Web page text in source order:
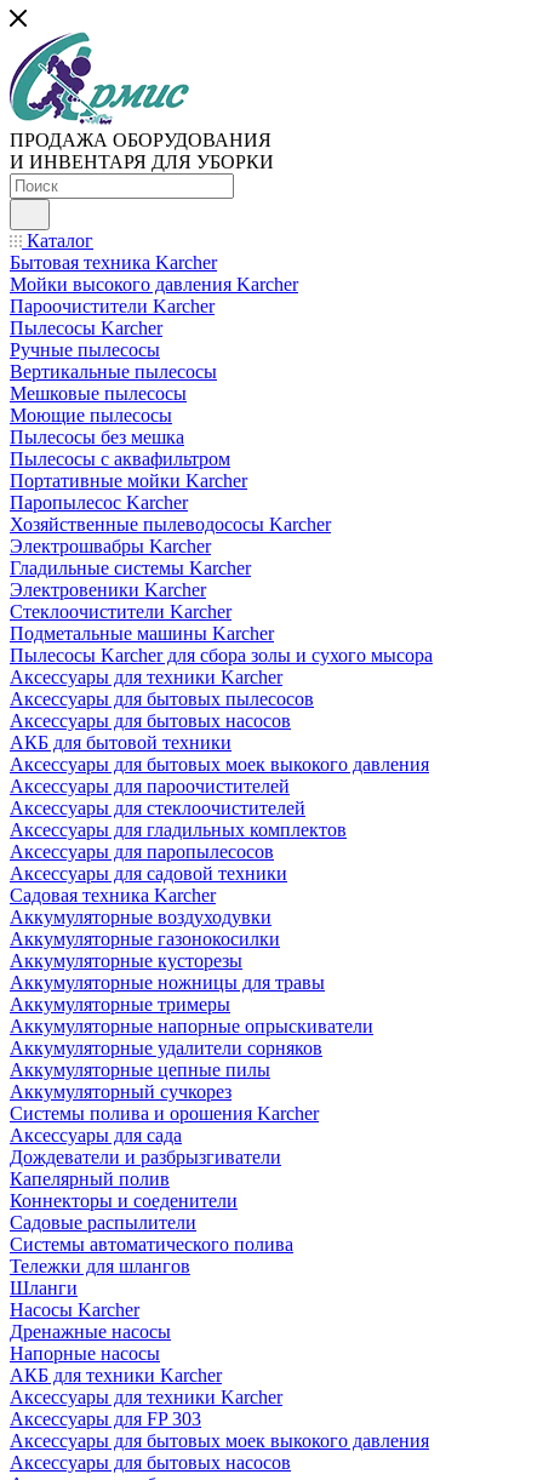
ПРОДАЖА ОБОРУДОВАНИЯ
И ИНВЕНТАРЯ ДЛЯ УБОРКИ
Каталог
Бытовая техника Karcher
Мойки высокого давления Karcher
Пароочистители Karcher
Пылесосы Karcher
Ручные пылесосы
Вертикальные пылесосы
Мешковые пылесосы
Моющие пылесосы
Пылесосы без мешка
Пылесосы с аквафильтром
Портативные мойки Karcher
Паропылесос Karcher
Хозяйственные пылеводососы Karcher
Электрошвабры Karcher
Гладильные системы Karcher
Электровеники Karcher
Стеклоочистители Karcher
Подметальные машины Karcher
Пылесосы Karcher для сбора золы и сухого мысора
Аксессуары для техники Karcher
Аксессуары для бытовых пылесосов
Аксессуары для бытовых насосов
АКБ для бытовой техники
Аксессуары для бытовых моек выкокого давления
Аксессуары для пароочистителей
Аксессуары для стеклоочистителей
Аксессуары для гладильных комплектов
Аксессуары для паропылесосов
Аксессуары для садовой техники
Садовая техника Karcher
Аккумуляторные воздуходувки
Аккумуляторные газонокосилки
Аккумуляторные кусторезы
Аккумуляторные ножницы для травы
Аккумуляторные тримеры
Аккумуляторные напорные опрыскиватели
Аккумуляторные удалители сорняков
Аккумуляторные цепные пилы
Аккумуляторный сучкорез
Системы полива и орошения Karcher
Аксессуары для сада
Дождеватели и разбрызгиватели
Капелярный полив
Коннекторы и соеденители
Садовые распылители
Системы автоматического полива
Тележки для шлангов
Шланги
Насосы Karcher
Дренажные насосы
Напорные насосы
АКБ для техники Karcher
Аксессуары для техники Karcher
Аксессуары для FP 303
Аксессуары для бытовых моек выкокого давления
Аксессуары для бытовых насосов